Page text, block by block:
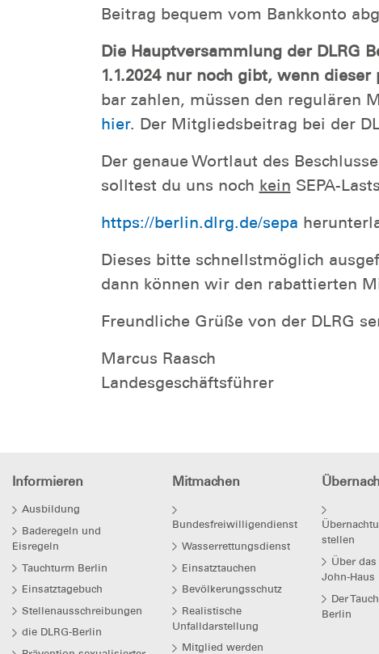
Beitrag bequem vom Bankkonto
Die Hauptversammlung der DLRG
1.1.2024 nur noch gibt, wenn
bar zahlen, müssen den regulären
hier. Der Mitgliedsbeitrag bei der
Der genaue Wortlaut des
solltest du uns noch kein SEPA-
https://berlin.dlrg.de/sepa
Dieses bitte schnellstmöglich
dann können wir den rabattierten
Freundliche Grüße von der DLRG
Marcus Raasch
Landesgeschäftsführer
Informieren
Ausbildung
Baderegeln und
Eisregeln
Tauchturm Berlin
Einsatztagebuch
Stellenausschreibungen
die DLRG-Berlin
Mitmachen
Bundesfreiwilligendienst
Wasserrettungsdienst
Einsatztauchen
Bevölkerungsschutz
Realistische
Unfalldarstellung
Mitglied werden
stellen
Über
John-Haus
Der
Berlin